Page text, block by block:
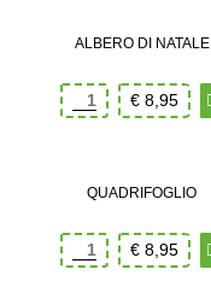
ALBERO DI NATALE
€8,95
QUADRIFOGLIO
€8,95